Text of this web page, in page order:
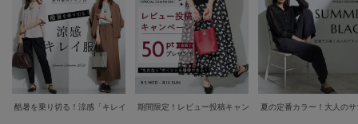
酷暑を乗り切る！涼感「キレイ服」期間限定！レビュー投稿キャンペーン★夏の定番カラー！大人の